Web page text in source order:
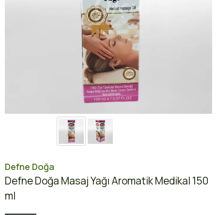
Defne Doğa
Defne Doğa Masaj Yağı Aromatik Medikal 150
ml